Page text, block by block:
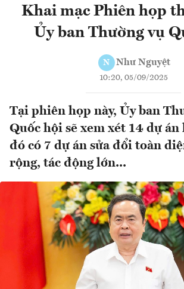
Khai mạc Phiên họp
Ủy ban Thường vụ
N Như Nguyệt
10:20, 05/09/2025
Tại phiên họp này, Ủy ban
Quốc hội sẽ xem xét 14 dự
đó có 7 dự án sửa đổi toàn
rộng, tác động lớn...